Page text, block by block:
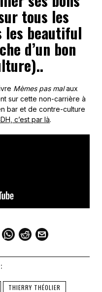
tous les
les beautiful
d’un bon
Mèmes pas malaux
sur cette non-carrière à
bar et de contre-culture
c’est par là.
THIERRY THÉOLIER